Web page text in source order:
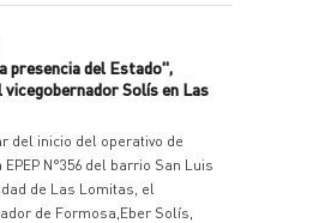
presencia del Estado",
Solís en Las
del inicio del operativo de
N°356 del barrio San Luis
de Las Lomitas, el
de Formosa,Eber Solís,